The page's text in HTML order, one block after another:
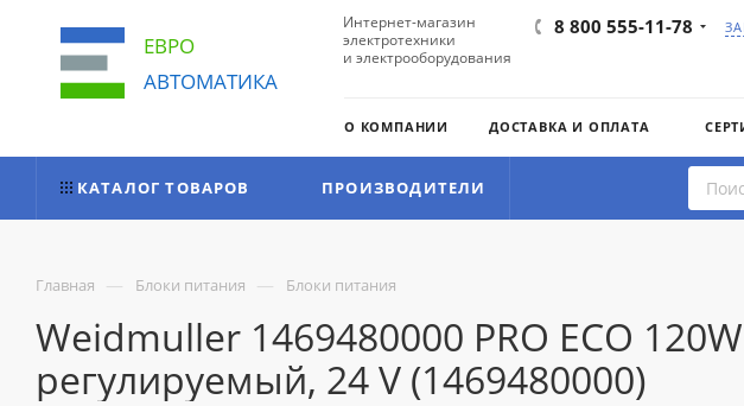
ЕВРО
АВТОМАТИКА
Интернет-магазин
электротехники
и электрооборудования
8 800 555-11-78
О КОМПАНИИ ДОСТАВКА И ОПЛАТА
КАТАЛОГ ТОВАРОВ ПРОИЗВОДИТЕЛИ
Главная — Блоки питания — Блоки питания
Weidmuller 1469480000 PRO ECO
регулируемый, 24 V (1469480000)